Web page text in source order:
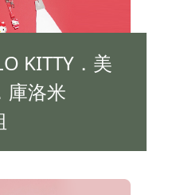
KITTY．美
庫洛米